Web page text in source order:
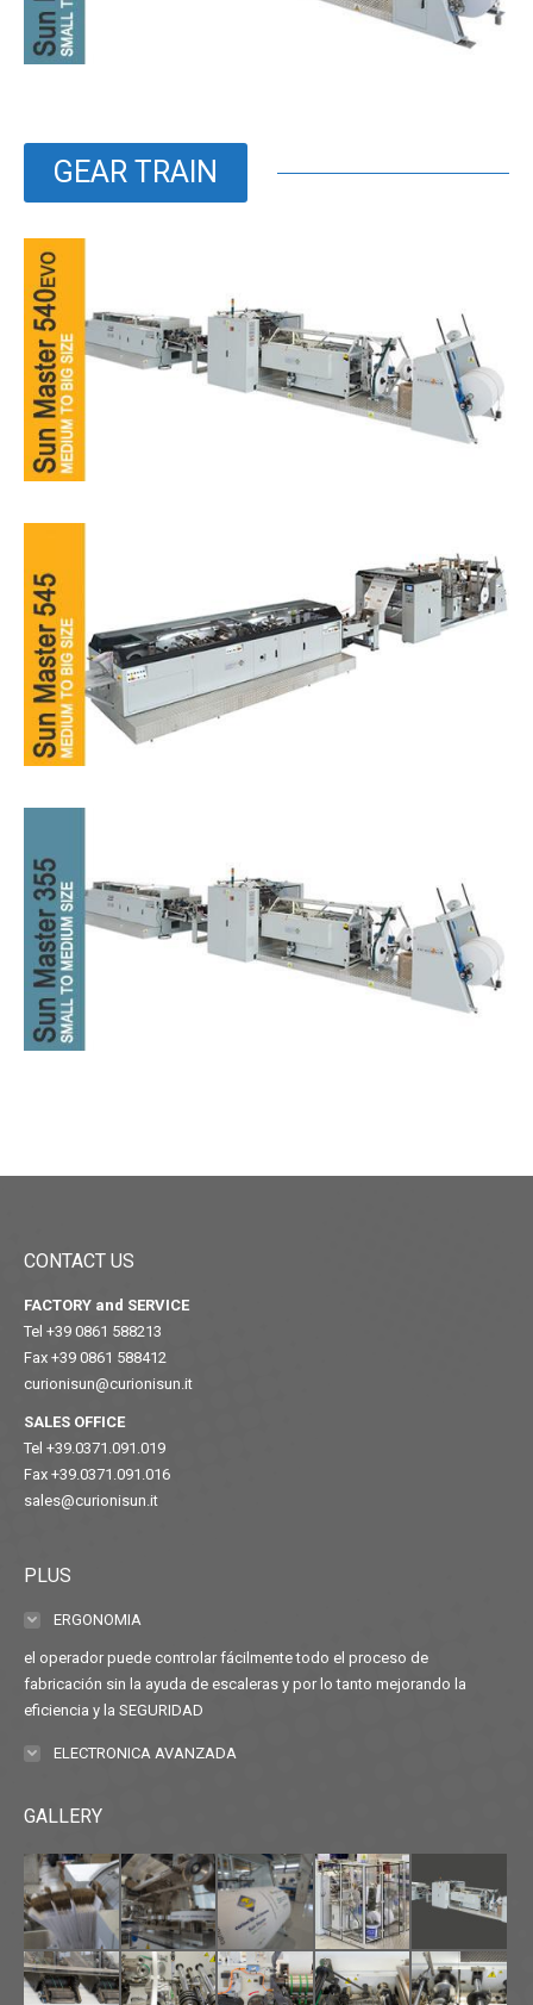
GEAR TRAIN
CONTACT US
FACTORY and SERVICE
Tel +39 0861 588213
Fax +39 0861 588412
curionisun@curionisun.it
SALES OFFICE
Tel +39.0371.091.019
Fax +39.0371.091.016
sales@curionisun.it
PLUS
ERGONOMIA
el operador puede controlar fácilmente todo el proceso de
fabricación sin la ayuda de escaleras y por lo tanto mejorando la
eficiencia y la SEGURIDAD
ELECTRONICA AVANZADA
GALLERY